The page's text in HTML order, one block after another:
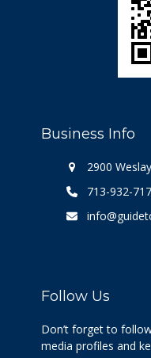
Business Info
2900
713-932-
Follow Us
Don’t forget to
media profiles and